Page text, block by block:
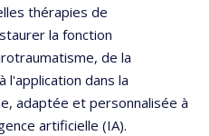
thérapies de
la fonction
de la
l'application dans la
adaptée et personnalisée à
artificielle (IA).